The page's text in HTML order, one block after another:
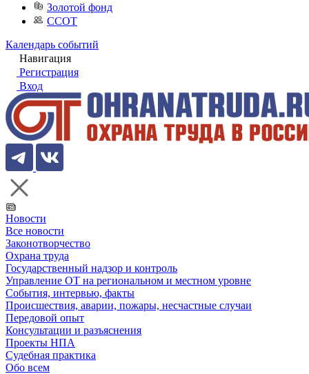
Золотой фонд
ССОТ
Календарь событий
Навигация
Регистрация
Вход
Новости
Все новости
Законотворчество
Охрана труда
Государственный надзор и контроль
Управление ОТ на региональном и местном уровне
События, интервью, факты
Происшествия, аварии, пожары, несчастные случаи
Передовой опыт
Консультации и разъяснения
Проекты НПА
Судебная практика
Обо всем